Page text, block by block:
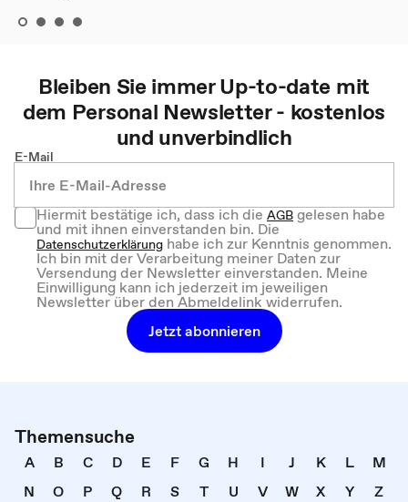
Bleiben Sie immer Up-to-date mit
dem Personal Newsletter - kostenlos
und unverbindlich
E-Mail
Hiermit bestätige ich, dass ich dieAGBgelesen habe
und mit ihnen einverstanden bin. Die
Datenschutzerklärung habe ich zur Kenntnis genommen.
Ich bin mit der Verarbeitung meiner Daten zur
Versendung der Newsletter einverstanden. Meine
Einwilligung kann ich jederzeit im jeweiligen
Newsletter über den Abmeldelink widerrufen.
Jetzt abonnieren
Themensuche
A B C D E F G H I J K L
M
N
O P Q R S T U V W X Y
Z